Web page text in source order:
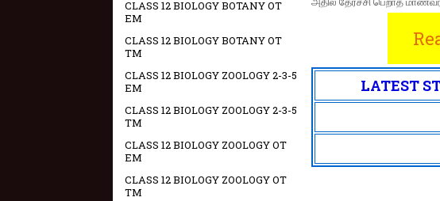
LATEST
CLASS 12 BIOLOGY BOTANY OT
EM
CLASS 12 BIOLOGY BOTANY OT
TM
CLASS 12 BIOLOGY ZOOLOGY 2-3-5
EM
CLASS 12 BIOLOGY ZOOLOGY 2-3-5
TM
CLASS 12 BIOLOGY ZOOLOGY OT
EM
CLASS 12 BIOLOGY ZOOLOGY OT
TM